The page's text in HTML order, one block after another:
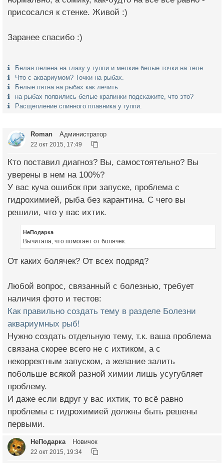
присосался к стенке. Живой :)
Заранее спасибо :)
Белая пелена на глазу у гуппи и мелкие белые точки на теле
Что с аквариумом? Точки на рыбах.
Белые пятна на рыбах как лечить
на рыбах появились белые крапинки подскажите, что это?
Расщепление спинного плавника у гуппи.
Roman Администратор
22 окт 2015, 17:49
Кто поставил диагноз? Вы, самостоятельно? Вы
уверены в нем на 100%?
У вас куча ошибок при запуске, проблема с
гидрохимией, рыба без карантина. С чего вы
решили, что у вас ихтик.
НеПодарка
Вычитала, что помогает от болячек.
От каких болячек? От всех подряд?
Любой вопрос, связанный с болезнью, требует
наличия фото и тестов:
Как правильно создать тему в разделе Болезни
аквариумных рыб!
Нужно создать отдельную тему, т.к. ваша проблема
связана скорее всего не с ихтиком, а с
некорректным запуском, а желание залить
побольше всякой разной химии лишь усугубляет
проблему.
И даже если вдруг у вас ихтик, то всё равно
проблемы с гидрохимией должны быть решены
первыми.
НеПодарка Новичок
22 окт 2015, 19:34